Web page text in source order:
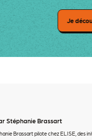
Je
Stéphanie Brassart
Brassart pilote chez ELISE, des